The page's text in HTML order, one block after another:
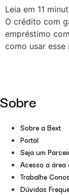
Leia em 11
O crédito com
empréstimo
como usar esse
Sobre
Sobre a Bext
Portal
Seja um
Acesso a área
Trabalhe
Dúvidas